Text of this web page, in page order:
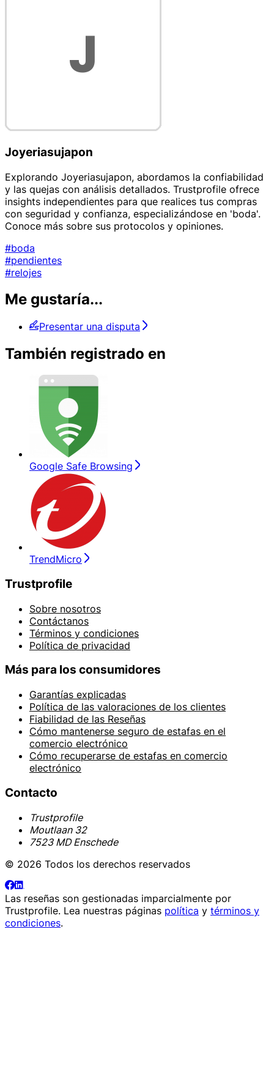
Joyeriasujapon
Explorando Joyeriasujapon, abordamos la confiabilidad
y las quejas con análisis detallados. Trustprofile ofrece
insights independientes para que realices tus compras
con seguridad y confianza, especializándose en 'boda'.
Conoce más sobre sus protocolos y opiniones.
#boda
#pendientes
#relojes
Me gustaría...
Presentar una disputa
También registrado en
Google Safe Browsing
TrendMicro
Trustprofile
Sobre nosotros
Contáctanos
Términos y condiciones
Política de privacidad
Más para los consumidores
Garantías explicadas
Política de las valoraciones de los clientes
Fiabilidad de las Reseñas
Cómo mantenerse seguro de estafas en el
comercio electrónico
Cómo recuperarse de estafas en comercio
electrónico
Contacto
Trustprofile
Moutlaan 32
7523 MD Enschede
© 2026 Todos los derechos reservados
Las reseñas son gestionadas imparcialmente por
Trustprofile. Lea nuestras páginas política y términos y
condiciones.